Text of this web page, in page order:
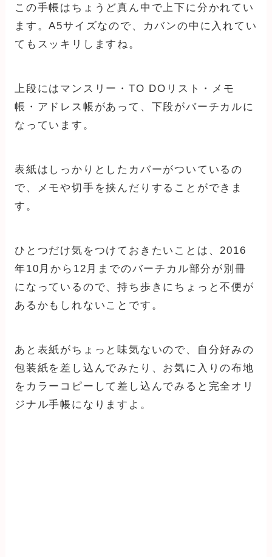
この手帳はちょうど真ん中で上下に分かれてい
ます。A5サイズなので、カバンの中に入れてい
てもスッキリしますね。
上段にはマンスリー・TO DOリスト・メモ
帳・アドレス帳があって、下段がバーチカルに
なっています。
表紙はしっかりとしたカバーがついているの
で、メモや切手を挟んだりすることができま
す。
ひとつだけ気をつけておきたいことは、2016
年10月から12月までのバーチカル部分が別冊
になっているので、持ち歩きにちょっと不便が
あるかもしれないことです。
あと表紙がちょっと味気ないので、自分好みの
包装紙を差し込んでみたり、お気に入りの布地
をカラーコピーして差し込んでみると完全オリ
ジナル手帳になりますよ。